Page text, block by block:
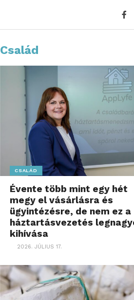
Család
CSALÁD
Évente több mint egy hét
megy el vásárlásra és
ügyintézésre, de nem ez a
háztartásvezetés
kihívása
2026. JÚLIUS 17.